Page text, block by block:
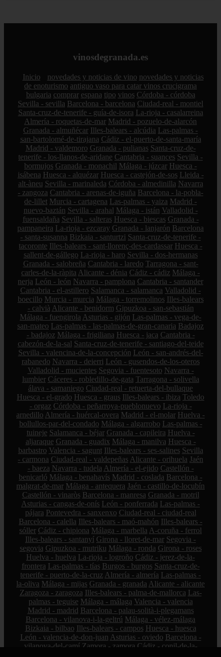
vinosdegranada.es
Inicio novedades y noticias de vino novedades y noticias
de enoturismo antiguo vaso para catar vinos crucigrama
bulgaria comprar espana tipo vinos Córdoba - córdoba
Sevilla - sevilla Barcelona - barcelona Ciudad-real - montiel
Santa-cruz-de-tenerife - guía-de-isora La-rioja - casalarreina
Almería - roquetas-de-mar Madrid - pozuelo-de-alarcón
Granada - almuñécar Illes-balears - alcúdia Las-palmas -
san-bartolomé-de-tirajana Cádiz - el-puerto-de-santa-maría
Madrid - valdemoro Granada - pulianas Santa-cruz-de-
tenerife - los-llanos-de-aridane Cantabria - suances Sevilla -
bormujos Granada - monachil Málaga - júzcar Huesca -
isábena Huesca - alquézar Huesca - castejón-de-sos Lleida -
alt-àneu Sevilla - marinaleda Córdoba - almedinilla Navarra
- zangoza Cantabria - arenas-de-iguña Barcelona - la-pobla-
de-lillet Murcia - cartagena Las-palmas - yaiza Madrid -
nuevo-baztán Sevilla - arahal Málaga - istán Valladolid -
fuensaldaña Sevilla - salteras Huesca - biescas Granada -
pampaneira La-rioja - ezcaray Granada - lanjarón Barcelona
- santa-susanna Bizkaia - santurtzi Santa-cruz-de-tenerife -
tacoronte Illes-balears - sant-llorenç-des-cardassar Huesca -
sallent-de-gállego La-rioja - haro Sevilla - dos-hermanas
Granada - salobreña Cantabria - laredo Tarragona - sant-
carles-de-la-ràpita Alicante - dénia Cádiz - cádiz Málaga -
nerja León - león Navarra - pamplona Cantabria - santander
Cantabria - el-astillero Salamanca - salamanca Valladolid -
boecillo Murcia - murcia Málaga - torremolinos Illes-balears
- calvià Alicante - benidorm Gipuzkoa - san-sebastián
Málaga - fuengirola Asturias - gijón Las-palmas - vega-de-
san-mateo Las-palmas - las-palmas-de-gran-canaria Badajoz
- badajoz Málaga - frigiliana Huesca - jaca Cantabria -
cabezón-de-la-sal Santa-cruz-de-tenerife - santiago-del-teide
Sevilla - valencina-de-la-concepción León - san-andrés-del-
rabanedo Navarra - deierri León - gusendos-de-los-oteros
Valladolid - mucientes Segovia - fuentesoto Navarra -
lumbier Cáceres - robledillo-de-gata Tarragona - solivella
álava - samaniego Ciudad-real - retuerta-del-bullaque
Huesca - el-grado Huesca - graus Illes-balears - ibiza Toledo
- orgaz Córdoba - peñarroya-pueblonuevo La-rioja -
arnedillo Almería - huércal-overa Madrid - el-molar Huelva -
bollullos-par-del-condado Málaga - algarrobo Las-palmas -
tuineje Salamanca - béjar Granada - capileira Huelva -
aljaraque Granada - guadix Málaga - manilva Huesca -
barbastro Valencia - sagunt Illes-balears - ses-salines Sevilla
- carmona Ciudad-real - valdepeñas Alicante - orihuela Jaén
- baeza Navarra - tudela Almería - el-ejido Castellón -
benicarló Málaga - benahavís Madrid - coslada Barcelona -
malgrat-de-mar Málaga - antequera Jaén - castillo-de-locubín
Castellón - vinaròs Barcelona - manresa Granada - motril
Asturias - cangas-de-onís León - ponferrada Las-palmas -
pájara Pontevedra - sanxenxo Ciudad-real - ciudad-real
Barcelona - calella Illes-balears - maó-mahón Illes-balears -
sóller Cádiz - chipiona Málaga - marbella A-coruña - ferrol
Illes-balears - santanyí Girona - lloret-de-mar Segovia -
segovia Gipuzkoa - mutriku Málaga - ronda Girona - roses
Huelva - huelva La-rioja - logroño Cádiz - jerez-de-la-
frontera Las-palmas - tías Burgos - burgos Santa-cruz-de-
tenerife - puerto-de-la-cruz Almería - almería Las-palmas -
la-oliva Málaga - mijas Granada - granada Alicante - alicante
Zaragoza - zaragoza Illes-balears - palma-de-mallorca Las-
palmas - teguise Málaga - málaga Valencia - valencia
Madrid - madrid Barcelona - palau-solità-i-plegamans
Barcelona - vilanova-i-la-geltrú Málaga - vélez-málaga
Bizkaia - bilbao Illes-balears - campos Huesca - huesca
León - valencia-de-don-juan Asturias - oviedo Barcelona -
vilanova-del-camí Zamora - zamora Cádiz - conil-de-la-